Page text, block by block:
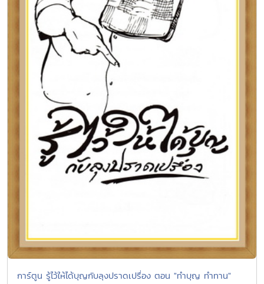
การ์ตูน รู้ไว้ให้ได้บุญกับลุงปราดเปรื่อง ตอน "ทำบุญ ทำทาน"